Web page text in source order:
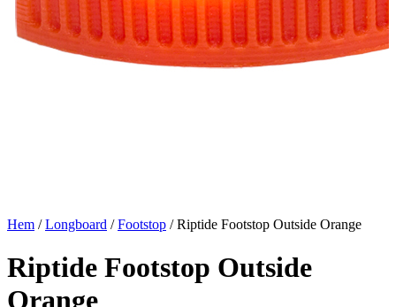
Hem /Longboard /Footstop / Riptide Footstop Outside Orange
Riptide Footstop Outside
Orange